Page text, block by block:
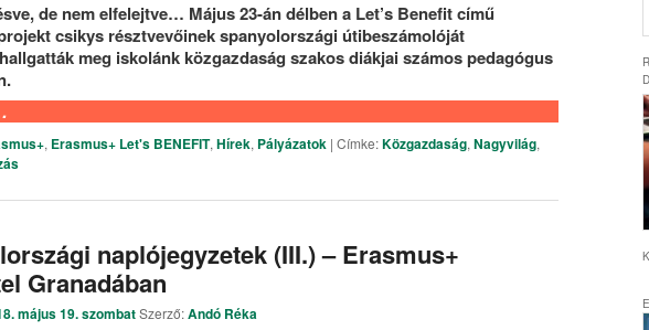
de nem elfelejtve… Május 23-án délben a Let’s Benefit című
csikys résztvevőinek spanyolországi útibeszámolóját
meg iskolánk közgazdaság szakos diákjai számos pedagógus
, Erasmus+ Let's BENEFIT, Hírek, Pályázatok | Címke:Közgazdaság, Nagyvilág,
naplójegyzetek (III.) – Erasmus+
Granadában
május 19. szombatSzerző:Andó Réka